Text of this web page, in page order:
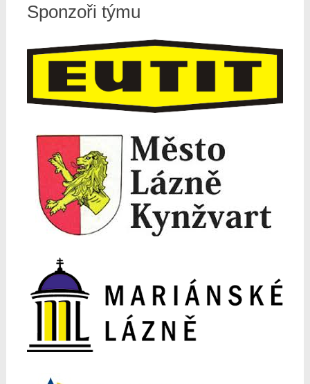
Sponzoři týmu